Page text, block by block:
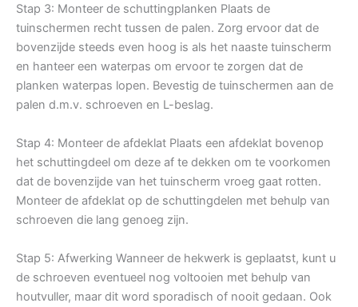
Stap 3: Monteer de schuttingplanken Plaats de
tuinschermen recht tussen de palen. Zorg ervoor dat de
bovenzijde steeds even hoog is als het naaste tuinscherm
en hanteer een waterpas om ervoor te zorgen dat de
planken waterpas lopen. Bevestig de tuinschermen aan de
palen d.m.v. schroeven en L-beslag.
Stap 4: Monteer de afdeklat Plaats een afdeklat bovenop
het schuttingdeel om deze af te dekken om te voorkomen
dat de bovenzijde van het tuinscherm vroeg gaat rotten.
Monteer de afdeklat op de schuttingdelen met behulp van
schroeven die lang genoeg zijn.
Stap 5: Afwerking Wanneer de hekwerk is geplaatst, kunt u
de schroeven eventueel nog voltooien met behulp van
houtvuller, maar dit word sporadisch of nooit gedaan. Ook